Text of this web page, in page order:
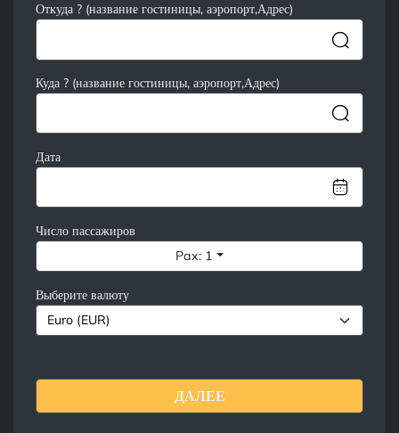
Откуда ? (название гостиницы, аэропорт,Адрес)
Куда ? (название гостиницы, аэропорт,Адрес)
Дата
Число пассажиров
Pax: 1
Выберите валюту
ДАЛЕЕ